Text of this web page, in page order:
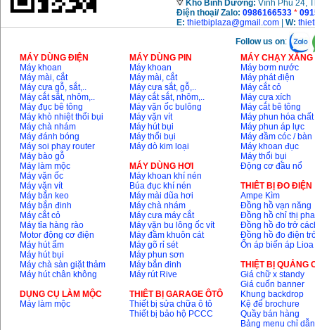
Kho Bình Dương: Vĩnh Phú 24,
Điện thoại/ Zalo: 0986166533 *
E: thietbiplaza@gmail.com W:
Follow us on:
MÁY DÙNG ĐIỆN
Máy khoan
Máy mài, cắt
Máy cưa gỗ, sắt,..
Máy cắt sắt, nhôm,..
Máy đục bê tông
Máy khò nhiệt thổi bụi
Máy chà nhám
Máy đánh bóng
Máy soi phay router
Máy bào gỗ
Máy làm mộc
Máy vặn ốc
Máy vặn vít
Máy bắn keo
Máy bắn đinh
Máy cắt cỏ
Máy tỉa hàng rào
Motor động cơ điện
Máy hút ẩm
Máy hút bụi
Máy chà sàn giặt thảm
Máy hút chân không
DỤNG CỤ LÀM MỘC
Máy làm mộc
MÁY DÙNG PIN
Máy khoan
Máy mài, cắt
Máy cưa sắt, gỗ,..
Máy cắt sắt, nhôm,..
Máy vặn ốc bulông
Máy vặn vít
Máy hút bụi
Máy thổi bụi
Máy dò kim loại
MÁY DÙNG HƠI
Máy khoan khí nén
Búa đục khí nén
Máy mài dũa hơi
Máy chà nhám
Máy cưa máy cắt
Máy vặn bu lông ốc vít
Máy đầm khuôn cát
Máy gõ rỉ sét
Máy phun sơn
Máy bắn đinh
Máy rút Rive
THIÊT BỊ GARAGE ÔTÔ
Thiết bị sửa chữa ô tô
Thiết bị bảo hộ PCCC
MÁY CHẠY
Máy bơm nước
Máy phát điện
Máy cắt cỏ
Máy cưa xích
Máy cắt bê tông
Máy phun hóa chất
Máy phun áp lực
Máy đầm cóc / bàn
Máy khoan đục
Máy thổi bụi
Động cơ đầu nổ
THIÊT BỊ ĐO ĐIỆN
Ampe Kìm
Đồng hồ vạn năng
Đồng hồ chỉ thị pha
Đồng hồ đo trở
Đồng hồ đo điện
Ổn áp biến áp Lioa
THIỆT BỊ QUẢNG
Giá chữ x standy
Giá cuốn banner
Khung backdrop
Kệ để brochure
Quầy bán hàng
Bảng menu chỉ dẫn